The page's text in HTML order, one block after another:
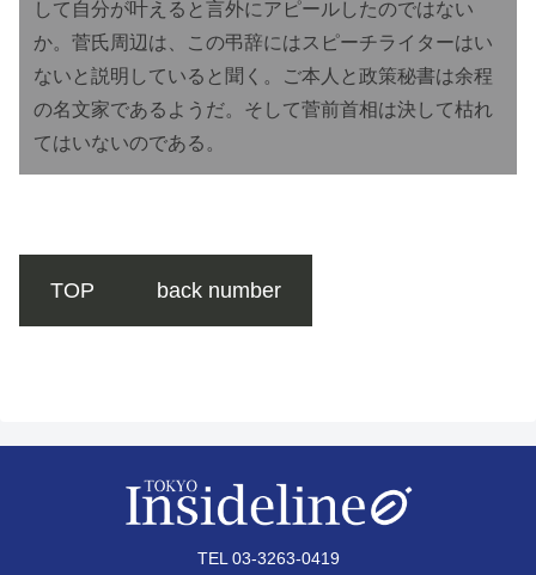
して自分が叶えると言外にアピールしたのではない
か。菅氏周辺は、この弔辞にはスピーチライターはい
ないと説明していると聞く。ご本人と政策秘書は余程
の名文家であるようだ。そして菅前首相は決して枯れ
てはいないのである。
TOP back number
TEL 03-3263-0419